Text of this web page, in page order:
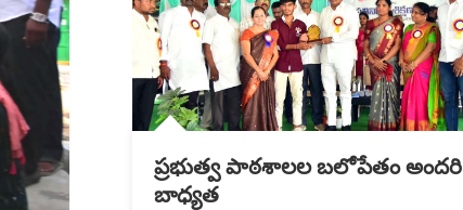
ప్రభుత్వ పాఠశాలల బలోపేతం అందరి
బాధ్యత